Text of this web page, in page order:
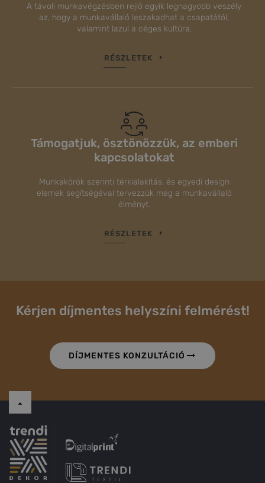
A távoli munkavégzésben rejlő egyik legnagyobb veszély
az, hogy a munkavállaló leszakadhat a csapatától,
valamint lazul a céges kultúra.
RÉSZLETEK
Támogatjuk, ösztönözzük, az emberi
kapcsolatokat
Munkakörök szerinti térkialakítás, és egyedi design
elemek segítségéval tervezzük meg a munkavállaló
élményt.
RÉSZLETEK
Kérjen díjmentes helyszíni felmérést!
DÍJMENTES KONZULTÁCIÓ